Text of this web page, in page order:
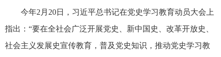
今年2月20日，习近平总书记在党史学习教育动员大会上
指出：“要在全社会广泛开展党史、新中国史、改革开放史、
社会主义发展史宣传教育，普及党史知识，推动党史学习教